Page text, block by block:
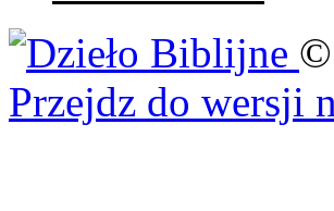
©
Przejdz do wersji